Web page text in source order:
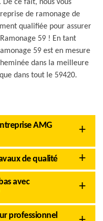
ce fait, nous vous
de ramonage de
qualifiée pour assurer
59 ! En tant
59 est en mesure
dans la meilleure
dans tout le 59420.
AMG
de qualité
avec
professionnel